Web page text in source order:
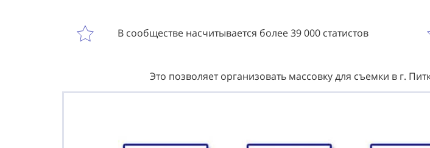
В сообществе насчитывается более 39 000 статистов
Это позволяет организовать массовку для съемки в г.